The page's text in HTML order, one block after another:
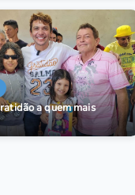
a quem mais